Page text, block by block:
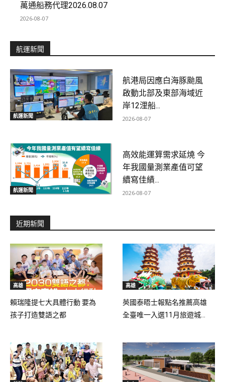
萬通船務代理2026.08.07
2026-08-07
航運新聞
航運新聞
航港局因應白海豚颱風
啟動北部及東部海域近
岸12浬船...
2026-08-07
航運新聞
高效能運算需求延燒 今
年我國量測業產值可望
續寫佳績...
2026-08-07
近期新聞
高雄
賴瑞隆提七大具體行動 要為
孩子打造雙語之都
高雄
英國泰晤士報點名推薦高雄
全臺唯一入選11月旅遊城...